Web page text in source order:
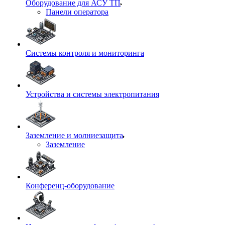
Оборудование для АСУ ТП
Панели оператора
Системы контроля и мониторинга
Устройства и системы электропитания
Заземление и молниезащита
Заземление
Конференц-оборудование